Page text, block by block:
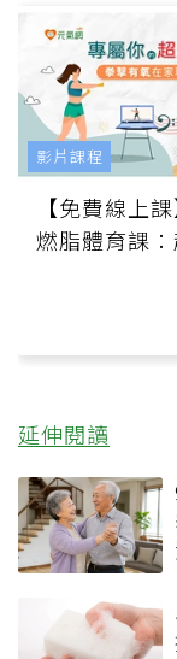
【免費線上
燃脂體育課
影片課程
延伸閱讀